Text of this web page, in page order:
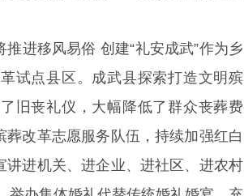
进移风易俗 创建“礼安成武”作为乡
试点县区。成武县探索打造文明殡
旧丧礼仪，大幅降低了群众丧葬费
改革志愿服务队伍，持续加强红白
进机关、进企业、进社区、进农村